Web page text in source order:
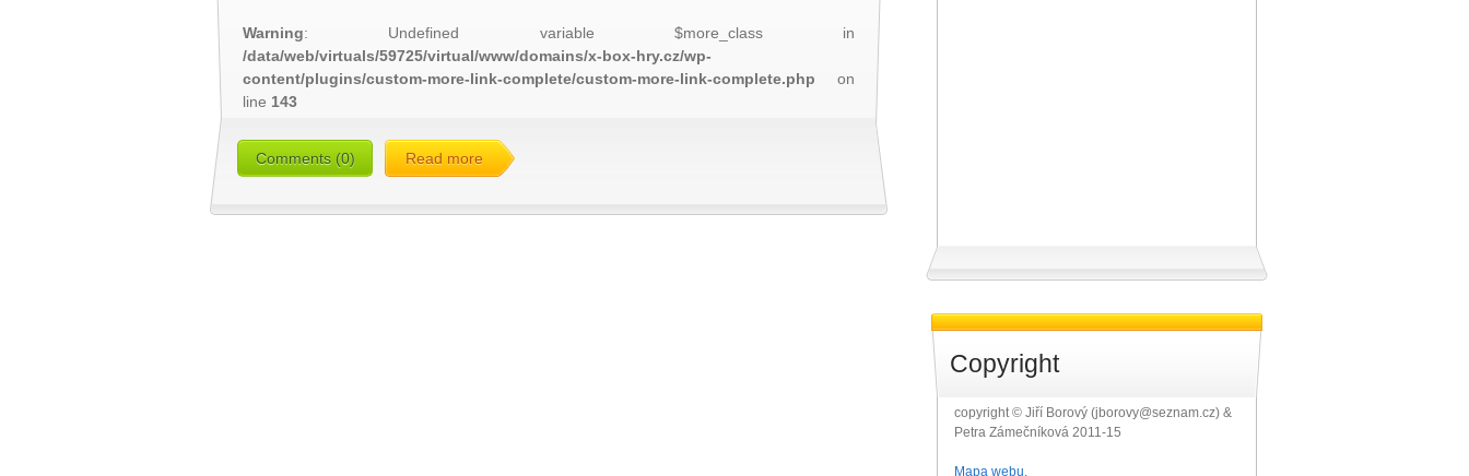
Warning: Undefined variable $more_class in
/data/web/virtuals/59725/virtual/www/domains/x-box-hry.cz/wp-
content/plugins/custom-more-link-complete/custom-more-link-complete.php on
line 143
Comments (0) Read more
Copyright
copyright © Jiří Borový (jborovy@seznam.cz) &
Petra Zámečníková 2011-15
Mapa webu.